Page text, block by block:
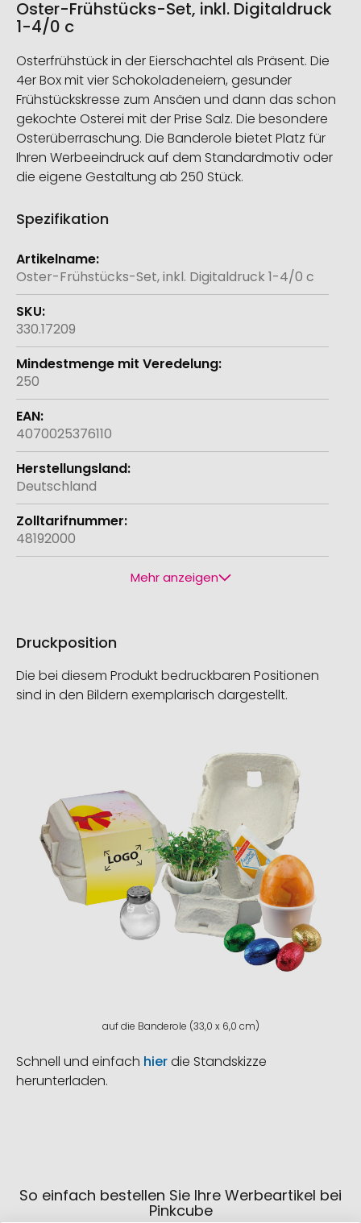
Oster-Frühstücks-Set, inkl. Digitaldruck
1-4/0 c
Osterfrühstück in der Eierschachtel als Präsent. Die
4er Box mit vier Schokoladeneiern, gesunder
Frühstückskresse zum Ansäen und dann das schon
gekochte Osterei mit der Prise Salz. Die besondere
Osterüberraschung. Die Banderole bietet Platz für
Ihren Werbeeindruck auf dem Standardmotiv oder
die eigene Gestaltung ab 250 Stück.
Spezifikation
Weitere
Informationen
Oster-Frühstücks-Set, inkl. Digitaldruck 1-4/0 c
330.17209
250
4070025376110
Deutschland
48192000
Mehr anzeigen
Druckposition
Die bei diesem Produkt bedruckbaren Positionen
sind in den Bildern exemplarisch dargestellt.
auf die Banderole (33,0 x 6,0 cm)
Schnell und einfach hierdie Standskizze
herunterladen.
So einfach bestellen Sie Ihre Werbeartikel bei
Pinkcube